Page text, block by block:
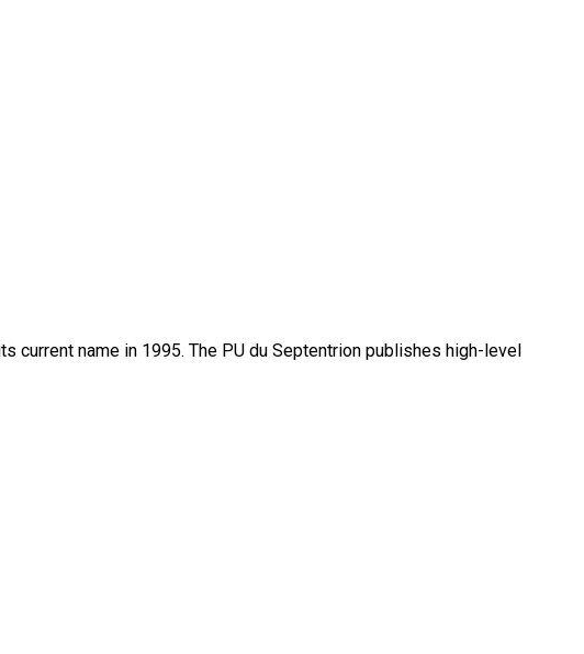
name in 1995. The PU du Septentrion publishes high-level